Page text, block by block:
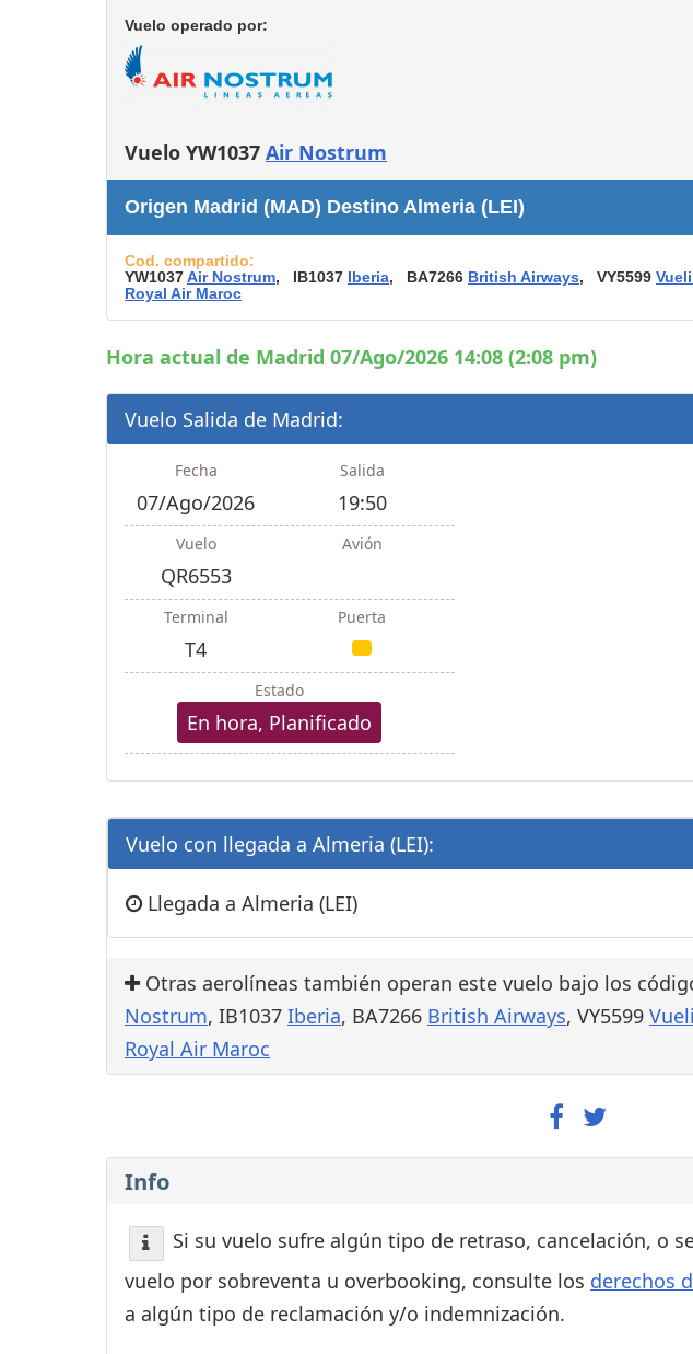
Vuelo operado por:
Vuelo YW1037 Air Nostrum
Origen Madrid (MAD) Destino Almeria (LEI)
Cod. compartido:
YW1037Air Nostrum, IB1037 Iberia, BA7266 British Airways, VY5599
Royal Air Maroc
Hora actual de Madrid 07/Ago/2026 14:08 (2:08 pm)
Vuelo Salida de Madrid:
Fecha
07/Ago/2026
Salida
19:50
Vuelo
QR6553
Avión
Terminal
T4
Puerta
Estado
En hora, Planificado
Vuelo con llegada a Almeria (LEI):
Llegada a Almeria (LEI)
Otras aerolíneas también operan este vuelo bajo los
Nostrum, IB1037 Iberia, BA7266 British Airways, VY5599
Royal Air Maroc
Info
Si su vuelo sufre algún tipo de retraso, cancelación, o
vuelo por sobreventa u overbooking, consulte los derechos
a algún tipo de reclamación y/o indemnización.
complementarios
Tiendas y Restaurantes